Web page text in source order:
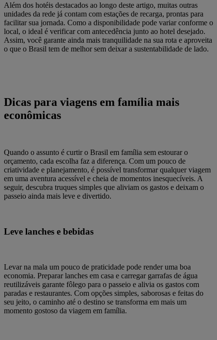
Além dos hotéis destacados ao longo deste artigo, muitas outras
unidades da rede já contam com estações de recarga, prontas para
facilitar sua jornada. Como a disponibilidade pode variar conforme o
local, o ideal é verificar com antecedência junto ao hotel desejado.
Assim, você garante ainda mais tranquilidade na sua rota e aproveita
o que o Brasil tem de melhor sem deixar a sustentabilidade de lado.
Dicas para viagens em família mais
econômicas
Quando o assunto é curtir o Brasil em família sem estourar o
orçamento, cada escolha faz a diferença. Com um pouco de
criatividade e planejamento, é possível transformar qualquer viagem
em uma aventura acessível e cheia de momentos inesquecíveis. A
seguir, descubra truques simples que aliviam os gastos e deixam o
passeio ainda mais leve e divertido.
Leve lanches e bebidas
Levar na mala um pouco de praticidade pode render uma boa
economia. Preparar lanches em casa e carregar garrafas de água
reutilizáveis garante fôlego para o passeio e alivia os gastos com
paradas e restaurantes. Com opções simples, saborosas e feitas do
seu jeito, o caminho até o destino se transforma em mais um
momento gostoso da viagem em família.